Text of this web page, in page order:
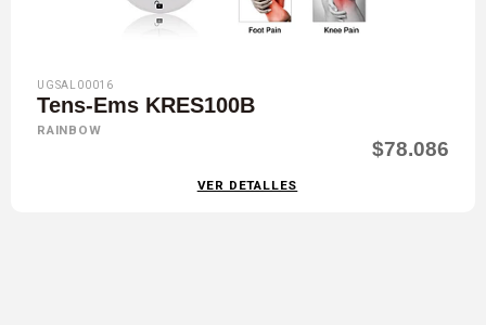
UGSAL00016
Tens-Ems KRES100B
RAINBOW
$78.086
VER DETALLES